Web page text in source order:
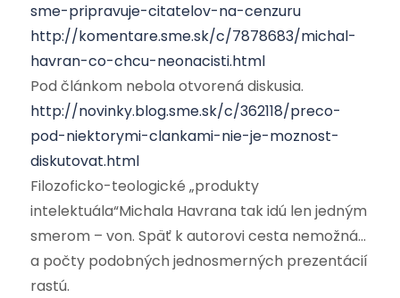
sme-pripravuje-citatelov-na-cenzuru
http://komentare.sme.sk/c/7878683/michal-
havran-co-chcu-neonacisti.html
Pod článkom nebola otvorená diskusia.
http://novinky.blog.sme.sk/c/362118/preco-
pod-niektorymi-clankami-nie-je-moznost-
diskutovat.html
Filozoficko-teologické „produkty
intelektuála“Michala Havrana tak idú len jedným
smerom – von. Späť k autorovi cesta nemožná…
a počty podobných jednosmerných prezentácií
rastú.